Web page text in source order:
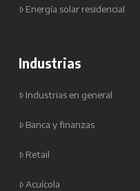
Energía solar residencial
Industrias
Industrias en general
Banca y finanzas
Retail
Acuícola